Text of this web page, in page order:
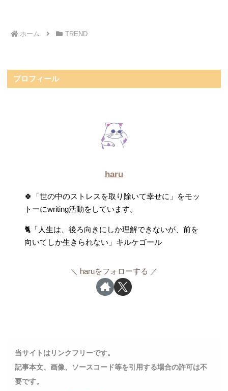
ホーム TREND
プロフィール
haru
🍀「世の中のストレスを取り除いて幸せに」をモッ
トーにwriting活動をしています。
🐈「人生は、後ろ向きにしか理解できないが、前を
向いてしか生きられない」キルケゴール
haruをフォローする
当サイトはリンクフリーです。
記事本文、画像、ソースコード等を引用する場合の許可は不
要です。